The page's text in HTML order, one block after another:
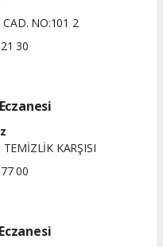
NO:101 2
30
TEMİZLİK KARŞISI
00